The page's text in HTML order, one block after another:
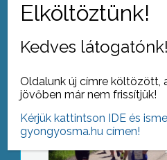
Nem csak
futhattak a
Kedves látogatónk!
Oldalunk új címre költözött,
jövőben már nem frissítjük!
Kérjük kattintson IDE és
gyongyosma.hu címen!